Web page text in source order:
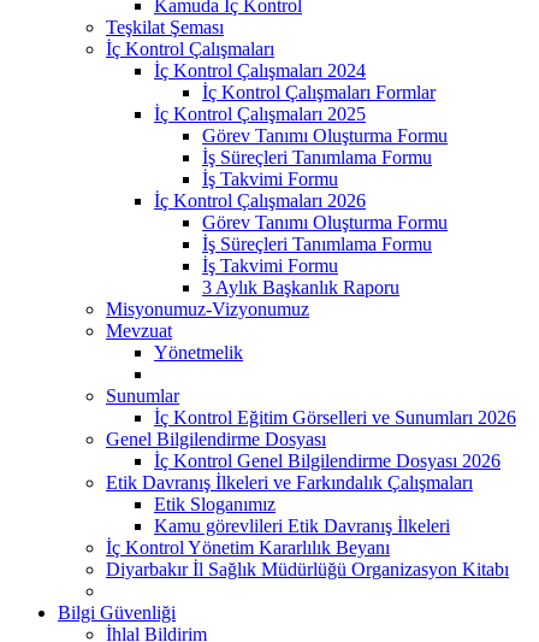
Kamuda İç Kontrol
Teşkilat Şeması
İç Kontrol Çalışmaları
İç Kontrol Çalışmaları 2024
İç Kontrol Çalışmaları Formlar
İç Kontrol Çalışmaları 2025
Görev Tanımı Oluşturma Formu
İş Süreçleri Tanımlama Formu
İş Takvimi Formu
İç Kontrol Çalışmaları 2026
Görev Tanımı Oluşturma Formu
İş Süreçleri Tanımlama Formu
İş Takvimi Formu
3 Aylık Başkanlık Raporu
Misyonumuz-Vizyonumuz
Mevzuat
Yönetmelik
Sunumlar
İç Kontrol Eğitim Görselleri ve Sunumları 2026
Genel Bilgilendirme Dosyası
İç Kontrol Genel Bilgilendirme Dosyası 2026
Etik Davranış İlkeleri ve Farkındalık Çalışmaları
Etik Sloganımız
Kamu görevlileri Etik Davranış İlkeleri
İç Kontrol Yönetim Kararlılık Beyanı
Diyarbakır İl Sağlık Müdürlüğü Organizasyon Kitabı
Bilgi Güvenliği
İhlal Bildirim